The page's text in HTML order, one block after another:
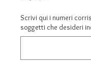
Scrivi qui i numeri
soggetti che desideri